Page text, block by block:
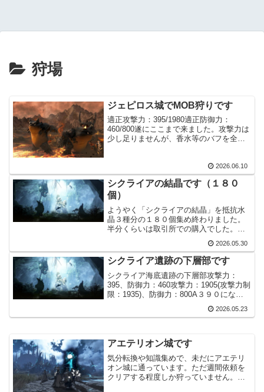
狩場
ジェピロス城でMOB狩りです
適正攻撃力：395/1980適正防御力：
460/800遂にここまで来ました。攻撃力は
少し足りませんが、香水等のバフを全部
ます。狩場では可愛い見た目のMOBを注
視する余裕...
2026.06.10
シクライアの結晶です（１８０
個）
ようやく「シクライアの結晶」を抵抗水
晶３種分の１８０個集め終わりました。
半分くらいは取引所での購入でした。シ
こまで悪くなかったです。ただ行くまで
が大変ですし、雑貨の事を考えるとそこ
まで儲かりません。赤い球...
2026.05.30
シクライア遺跡の下層部です
シクライア海底遺跡の下層部攻撃力：
395、防御力：460攻撃力：1905(攻撃力制
限：1935)、防御力：800A３９０になっ
に行ってきました。バフもりもりでギリ
2026.05.23
アエテリオン城です
気分転換や知識集めで、未だにアエテリ
オン城に通っています。ただ週間依頼を
クリアする程度しか狩っていません。そ